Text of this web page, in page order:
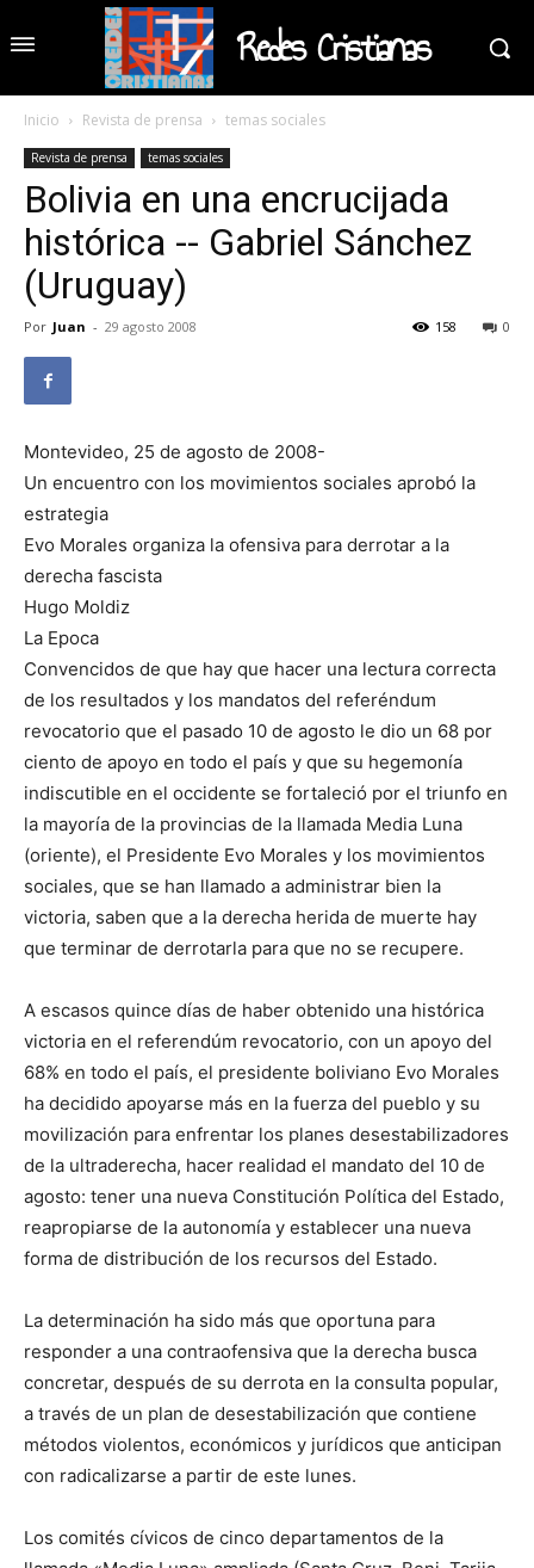
Redes Cristianas
Inicio Revista de prensa temas sociales
Revista de prensa temas sociales
Bolivia en una encrucijada
histórica -- Gabriel Sánchez
(Uruguay)
Por Juan - 29 agosto 2008 0
158
Montevideo, 25 de agosto de 2008-
Un encuentro con los movimientos sociales aprobó la
estrategia
Evo Morales organiza la ofensiva para derrotar a la
derecha fascista
Hugo Moldiz
La Epoca
Convencidos de que hay que hacer una lectura correcta
de los resultados y los mandatos del referéndum
revocatorio que el pasado 10 de agosto le dio un 68 por
ciento de apoyo en todo el país y que su hegemonía
indiscutible en el occidente se fortaleció por el triunfo en
la mayoría de la provincias de la llamada Media Luna
(oriente), el Presidente Evo Morales y los movimientos
sociales, que se han llamado a administrar bien la
victoria, saben que a la derecha herida de muerte hay
que terminar de derrotarla para que no se recupere.
A escasos quince días de haber obtenido una histórica
victoria en el referendúm revocatorio, con un apoyo del
68% en todo el país, el presidente boliviano Evo Morales
ha decidido apoyarse más en la fuerza del pueblo y su
movilización para enfrentar los planes desestabilizadores
de la ultraderecha, hacer realidad el mandato del 10 de
agosto: tener una nueva Constitución Política del Estado,
reapropiarse de la autonomía y establecer una nueva
forma de distribución de los recursos del Estado.
La determinación ha sido más que oportuna para
responder a una contraofensiva que la derecha busca
concretar, después de su derrota en la consulta popular,
a través de un plan de desestabilización que contiene
métodos violentos, económicos y jurídicos que anticipan
con radicalizarse a partir de este lunes.
Los comités cívicos de cinco departamentos de la